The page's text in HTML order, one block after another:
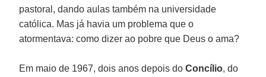
pastoral, dando aulas também na universidade
católica. Mas já havia um problema que o
atormentava: como dizer ao pobre que Deus o ama?
Em maio de 1967, dois anos depois doConcílio, do